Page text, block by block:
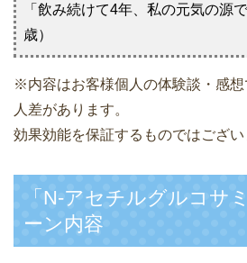
「飲み続けて4年、私の元気の源
歳）
※内容はお客様個人の体験談・感想
人差があります。
効果効能を保証するものではござい
「N-アセチルグルコサ
ーン内容